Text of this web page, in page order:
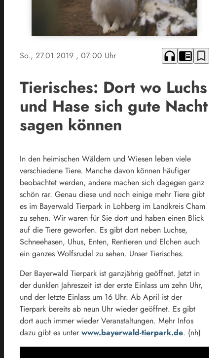
So., 27.01.2019 , 07:00 Uhr headphones chrome_reader_mode bookmark_border
Tierisches: Dort wo Luchs
und Hase sich gute Nacht
sagen können
In den heimischen Wäldern und Wiesen leben viele
verschiedene Tiere. Manche davon können häufiger
beobachtet werden, andere machen sich dagegen ganz
schön rar. Genau diese und noch einige mehr Tiere gibt
es im Bayerwald Tierpark in Lohberg im Landkreis Cham
zu sehen. Wir waren für Sie dort und haben einen Blick
auf die Tiere geworfen. Es gibt dort neben Luchse,
Schneehasen, Uhus, Enten, Rentieren und Elchen auch
ein ganzes Wolfsrudel zu sehen. Unser Tierisches.
Der Bayerwald Tierpark ist ganzjährig geöffnet. Jetzt in
der dunklen Jahreszeit ist der erste Einlass um zehn Uhr,
und der letzte Einlass um 16 Uhr. Ab April ist der
Tierpark bereits ab neun Uhr wieder geöffnet. Es gibt
dort auch immer wieder Veranstaltungen. Mehr Infos
dazu gibt es unter www.bayerwald-tierpark.de. (nh)